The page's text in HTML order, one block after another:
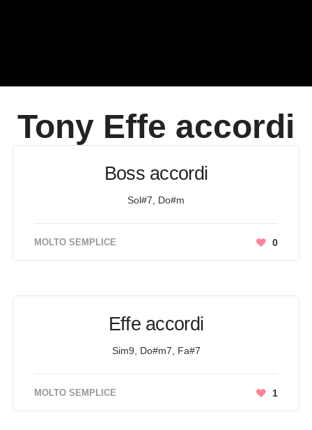
Tony Effe accordi
Boss accordi
Sol#7, Do#m
MOLTO SEMPLICE 0
Effe accordi
Sim9, Do#m7, Fa#7
MOLTO SEMPLICE 1